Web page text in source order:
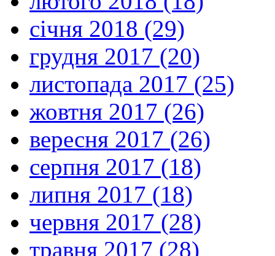
січня 2018 (29)
грудня 2017 (20)
листопада 2017 (25)
жовтня 2017 (26)
вересня 2017 (26)
серпня 2017 (18)
липня 2017 (18)
червня 2017 (28)
травня 2017 (28)